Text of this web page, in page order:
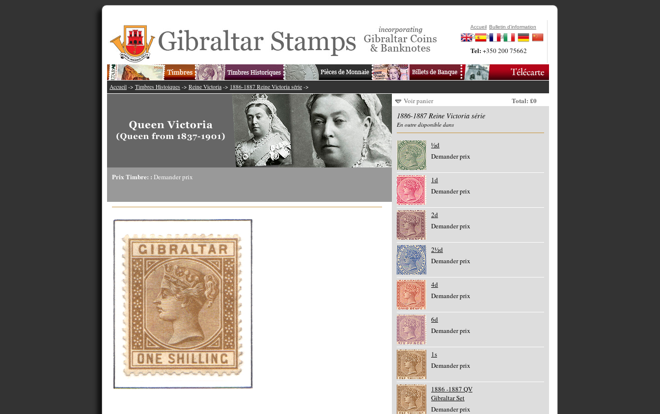
Accueil Bulletin d'information
Contactez-Nous
Tel:+350 200 75662
Accueil -> Timbres Histoiques -> Reine Victoria -> 1886-1887 Reine Victoria série ->
Prix Timbre: : Demander prix
Voir panier
Total: £0
1886-1887 Reine Victoria série
En outre disponible dans
½d
Demander prix
1d
Demander prix
2d
Demander prix
2½d
Demander prix
4d
Demander prix
6d
Demander prix
1s
Demander prix
1886 -1887 QV
Gibraltar Set
Demander prix